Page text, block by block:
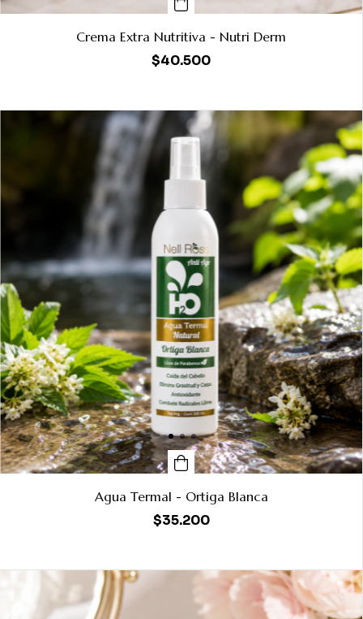
Crema Extra Nutritiva - Nutri Derm
$40.500
Agua Termal - Ortiga Blanca
$35.200